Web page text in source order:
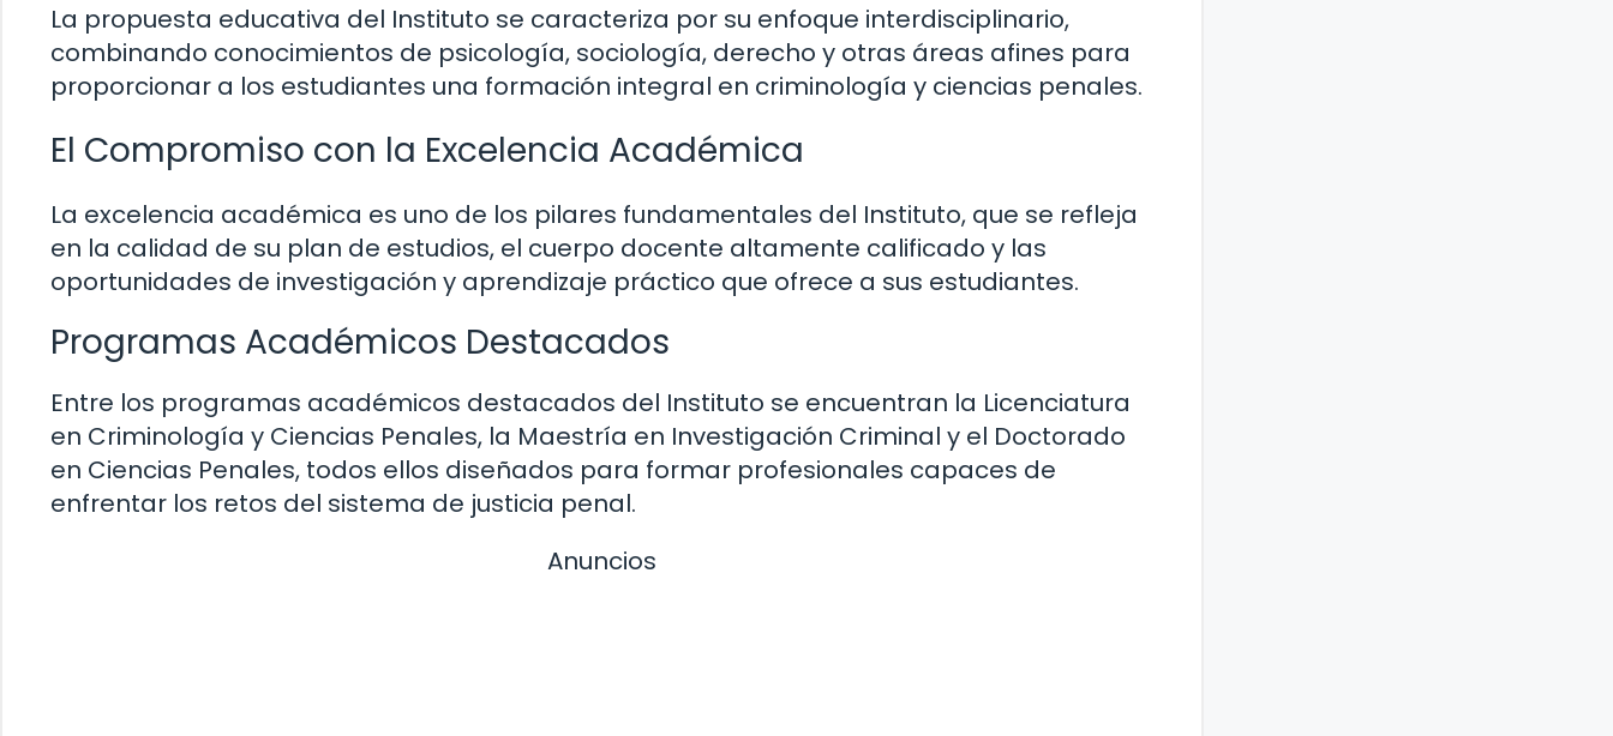
La propuesta educativa del Instituto se caracteriza por su enfoque interdisciplinario,
combinando conocimientos de psicología, sociología, derecho y otras áreas afines para
proporcionar a los estudiantes una formación integral en criminología y ciencias penales.
El Compromiso con la Excelencia Académica
La excelencia académica es uno de los pilares fundamentales del Instituto, que se refleja
en la calidad de su plan de estudios, el cuerpo docente altamente calificado y las
oportunidades de investigación y aprendizaje práctico que ofrece a sus estudiantes.
Programas Académicos Destacados
Entre los programas académicos destacados del Instituto se encuentran la Licenciatura
en Criminología y Ciencias Penales, la Maestría en Investigación Criminal y el Doctorado
en Ciencias Penales, todos ellos diseñados para formar profesionales capaces de
enfrentar los retos del sistema de justicia penal.
Anuncios